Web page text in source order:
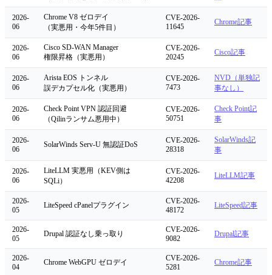
2026-
06
Chrome V8 ゼロデイ
（実悪用・今年5件目）
CVE-2026-
11645
Chrome記事
2026-
06
Cisco SD-WAN Manager
権限昇格（実悪用）
CVE-2026-
20245
Cisco記事
2026-
06
Arista EOS トンネル
誤デカプセル化（実悪用）
CVE-2026-
7473
NVD（単独記
事なし）
2026-
06
Check Point VPN 認証回避
（Qilinランサム悪用中）
CVE-2026-
50751
Check Point記
事
2026-
06
SolarWinds Serv-U 無認証DoS
CVE-2026-
28318
SolarWinds記
事
2026-
06
LiteLLM 実悪用（KEV側は
SQLi）
CVE-2026-
42208
LiteLLM記事
2026-
05
LiteSpeed cPanelプラグイン
CVE-2026-
48172
LiteSpeed記事
2026-
05
Drupal 認証なし乗っ取り
CVE-2026-
9082
Drupal記事
2026-
04
Chrome WebGPU ゼロデイ
CVE-2026-
5281
Chrome記事